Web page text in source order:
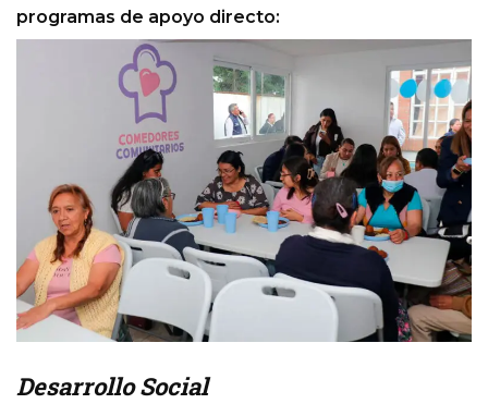
programas de apoyo directo:
Desarrollo Social